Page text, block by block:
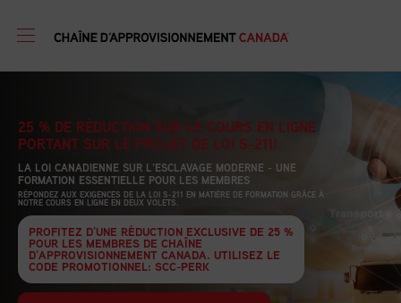
25 % DE RÉDUCTION SUR LE COURS EN LIGNE
PORTANT SUR LE PROJET DE LOI S-211!
LA LOI CANADIENNE SUR L’ESCLAVAGE MODERNE - UNE
FORMATION ESSENTIELLE POUR LES MEMBRES
RÉPONDEZ AUX EXIGENCES DE LA LOI S-211 EN MATIÈRE DE FORMATION GRÂCE À
NOTRE COURS EN LIGNE EN DEUX VOLETS.
PROFITEZ D’UNE RÉDUCTION EXCLUSIVE DE 25 %
POUR LES MEMBRES DE CHAÎNE
D’APPROVISIONNEMENT CANADA. UTILISEZ LE
CODE PROMOTIONNEL: SCC-PERK